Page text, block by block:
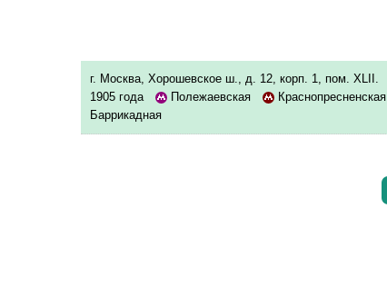
г. Москва, Хорошевское ш., д. 12, корп. 1, пом. XLII.
1905 года
Полежаевская Краснопресненская
Баррикадная